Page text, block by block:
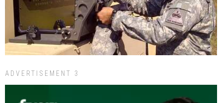
ADVERTISEMENT 3